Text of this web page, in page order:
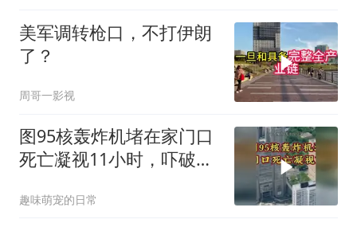
美军调转枪口，不打伊朗
了？
周哥一影视
图95核轰炸机堵在家门口
死亡凝视11小时，吓破胆
趣味萌宠的日常